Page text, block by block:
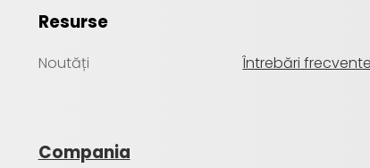
Resurse
Noutăți Întrebări frecvente
Compania